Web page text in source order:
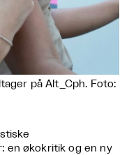
på Alt_Cph. Foto:
en økokritik og en ny